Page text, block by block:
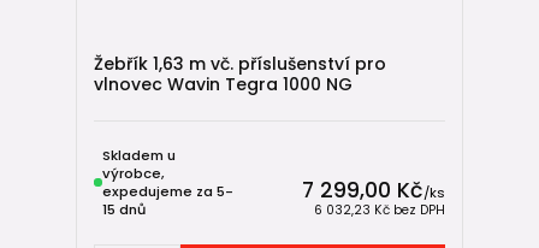
Žebřík 1,63 m vč. příslušenství pro
vlnovec Wavin Tegra 1000 NG
7 299,00 Kč/ks
6 032,23 Kč bez DPH
Skladem u
výrobce,
expedujeme za 5-
15 dnů